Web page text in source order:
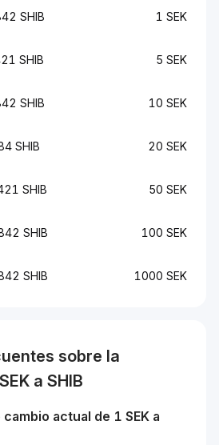
SHIB 1 SEK
SHIB 5 SEK
SHIB 10 SEK
SHIB 20 SEK
SHIB 50 SEK
SHIB 100 SEK
SHIB 1000 SEK
sobre la
SEK a SHIB
cambio actual de 1 SEK a